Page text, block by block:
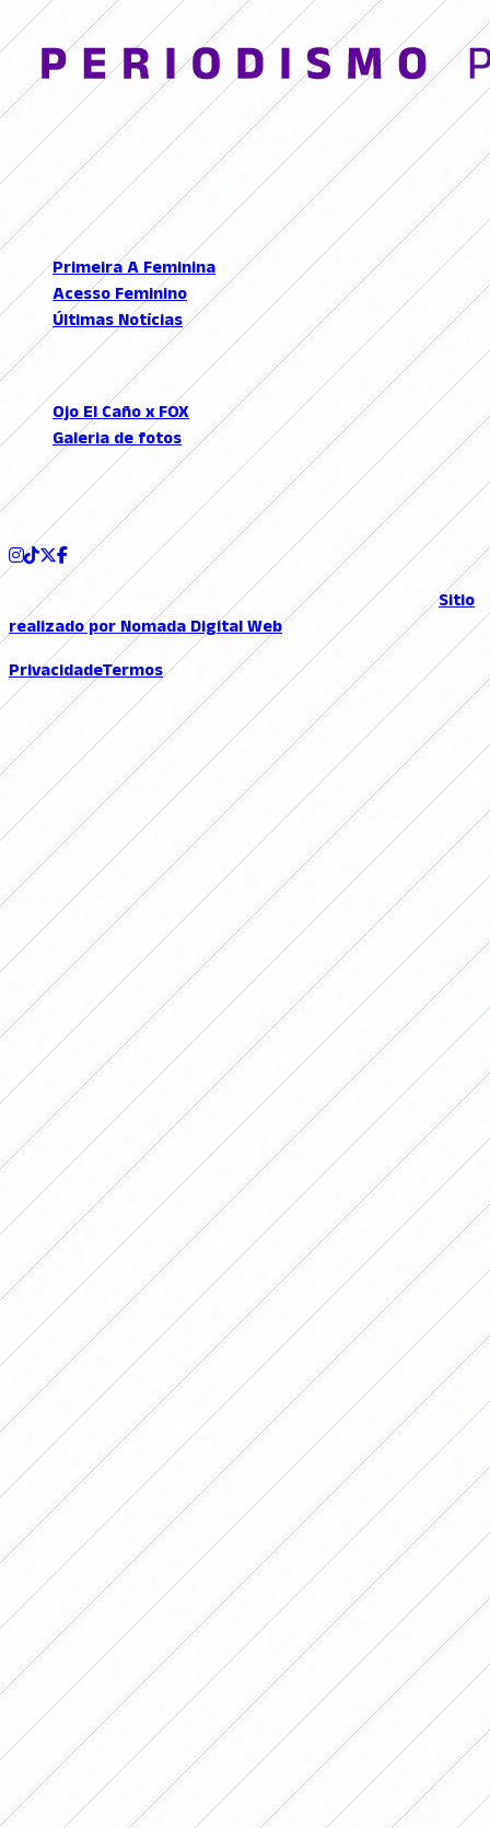
© 2026 FutFemGol. Todos los derechos reservados.
LIGAS
Primeira A Feminina
Acesso Feminino
Últimas Notícias
SEÇÕES
Ojo El Caño x FOX
Galeria de fotos
Podcast
SIGA-NOS
© 2026 FutFemGol. Todos los derechos reservados. |Sitio
realizado por Nomada Digital Web
PrivacidadeTermos